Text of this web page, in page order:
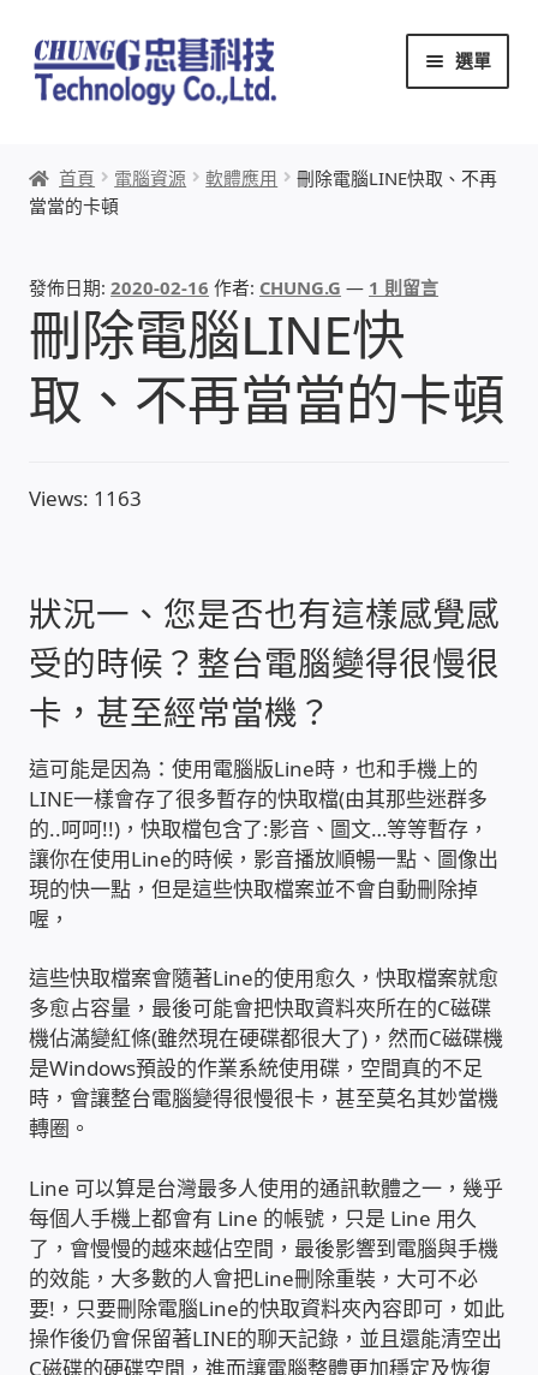
跳
至
導
列
跳
至
主
內
容
選單
關於忠碁
本站文章導覽
本站AI文字客服
創辦人:林慶忠
收費標準依據
照片紀實影音
儀器設備
網路建置規劃維修-實績案例
弱電工程-實績案例
監視器安裝維修-實績案例
自動控制PLC專案設計-實績案例
電子鎖安裝-實績案例
電腦資訊-實績案例
電話總機安裝維修-實績案例
首頁 電腦資源 軟體應用
刪除電腦LINE快取、不再
當當的卡頓
發佈日期:2020-02-16 作者: CHUNG.G — 1 則留言
刪除電腦LINE快
取、不再當當的卡頓
Views: 1163
狀況一、您是否也有這樣感覺感
受的時候？整台電腦變得很慢很
卡，甚至經常當機？
這可能是因為：使用電腦版Line時，也和手機上的
LINE一樣會存了很多暫存的快取檔(由其那些迷群多
的..呵呵!!)，快取檔包含了:影音、圖文…等等暫存，
讓你在使用Line的時候，影音播放順暢一點、圖像出
現的快一點，但是這些快取檔案並不會自動刪除掉
喔，
這些快取檔案會隨著Line的使用愈久，快取檔案就愈
多愈占容量，最後可能會把快取資料夾所在的C磁碟
機佔滿變紅條(雖然現在硬碟都很大了)，然而C磁碟機
是Windows預設的作業系統使用碟，空間真的不足
時，會讓整台電腦變得很慢很卡，甚至莫名其妙當機
轉圈。
Line 可以算是台灣最多人使用的通訊軟體之一，幾乎
每個人手機上都會有 Line 的帳號，只是 Line 用久
了，會慢慢的越來越佔空間，最後影響到電腦與手機
的效能，大多數的人會把Line刪除重裝，大可不必
要!，只要刪除電腦Line的快取資料夾內容即可，如此
操作後仍會保留著LINE的聊天記錄，並且還能清空出
C磁碟的硬碟空間，進而讓電腦整體更加穩定及恢復